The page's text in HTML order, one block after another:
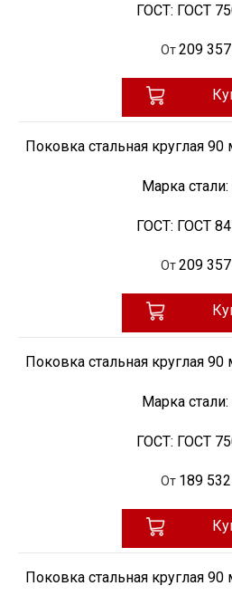
ГОСТ: ГОСТ
От 209
Поковка стальная круглая
Марка стали:
ГОСТ: ГОСТ
От 209
Поковка стальная круглая
Марка стали:
ГОСТ: ГОСТ
От 189
Поковка стальная круглая